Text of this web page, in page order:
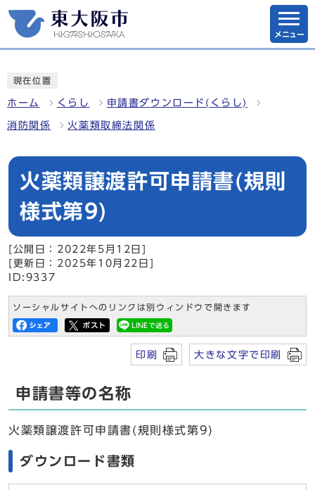
メニュー
現在位置
ホーム くらし 申請書ダウンロード(くらし)
消防関係 火薬類取締法関係
火薬類譲渡許可申請書(規則
様式第9)
[公開日：2022年5月12日]
[更新日：2025年10月22日]
ID:9337
ソーシャルサイトへのリンクは別ウィンドウで開きます
印刷 大きな文字で印刷
申請書等の名称
火薬類譲渡許可申請書(規則様式第9)
ダウンロード書類